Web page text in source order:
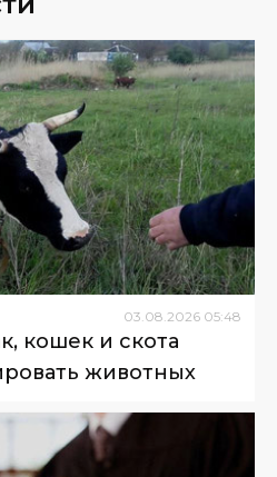
03.08.2026 05:48
кошек и скота
животных